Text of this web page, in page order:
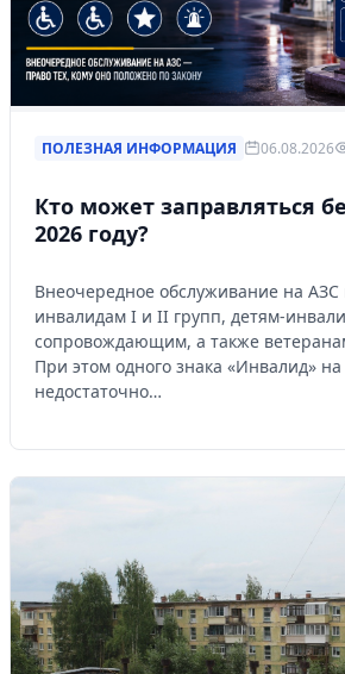
ПОЛЕЗНАЯ ИНФОРМАЦИЯ 06.08.2026
Кто может заправляться
2026 году?
Внеочередное обслуживание на
инвалидам I и II групп, детям-
сопровождающим, а также
При этом одного знака «Инвалид» на
недостаточно…